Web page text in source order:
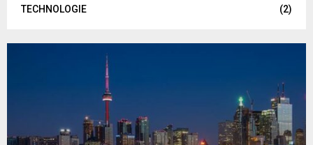
TECHNOLOGIE
(2)